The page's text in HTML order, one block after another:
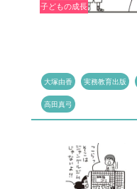
子どもの成長
大塚由香 実務教育出版
高田真弓